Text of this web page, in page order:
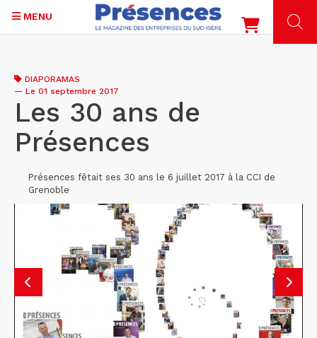
contenu
principal
MENU
DIAPORAMAS
— Le 01 septembre 2017
Les 30 ans de
Présences
Présences fêtait ses 30 ans le 6 juillet 2017 à la CCI de
Grenoble